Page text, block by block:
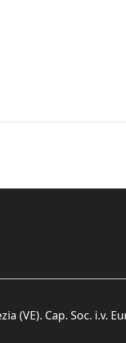
Cap. Soc. i.v.